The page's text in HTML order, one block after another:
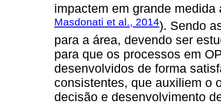
impactem em grande medida
Masdonati et al., 2014). Sendo
para a área, devendo ser
para que os processos em
desenvolvidos de forma
consistentes, que auxiliem o
decisão e desenvolvimento